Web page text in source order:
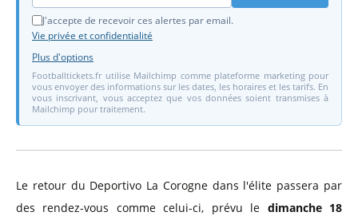
J'accepte de recevoir ces alertes par email.
Vie privée et confidentialité
Plus d'options
Footballtickets.fr utilise Mailchimp comme plateforme marketing pour
vous envoyer des informations sur les dates, les horaires et les tarifs. En
vous inscrivant, vous acceptez que vos données soient transmises à
Mailchimp pour traitement.
Le retour du Deportivo La Corogne dans l'élite passera par
des rendez-vous comme celui-ci, prévu le dimanche 18